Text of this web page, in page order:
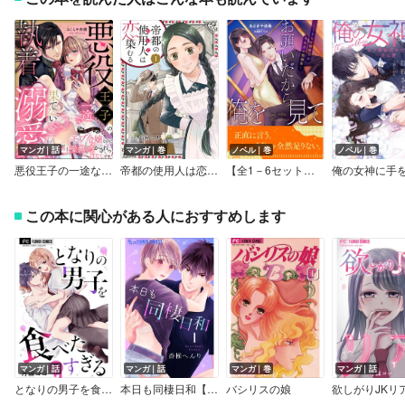
マンガ｜話
悪役王子の一途な執着、果てない溺愛。 モブ令嬢なのに極上愛撫でイかされっぱなしです！（分冊版）
マンガ｜巻
帝都の使用人は恋染むる
ノベル｜巻
【全1－6セット】お願いだから俺を見て ～こじらせ御曹司の十年目の懇願愛～【イラスト付】
ノベル｜巻
この本に関心がある人におすすめします
マンガ｜話
となりの男子を食べたすぎる【マイクロ】
マンガ｜話
本日も同棲日和【マイクロ】
マンガ｜巻
バシリスの娘
マンガ｜話